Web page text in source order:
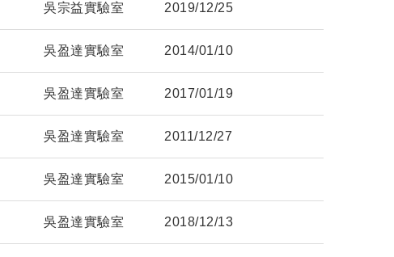
吳宗益實驗室 2019/12/25
吳盈達實驗室 2014/01/10
吳盈達實驗室 2017/01/19
吳盈達實驗室 2011/12/27
吳盈達實驗室 2015/01/10
吳盈達實驗室 2018/12/13